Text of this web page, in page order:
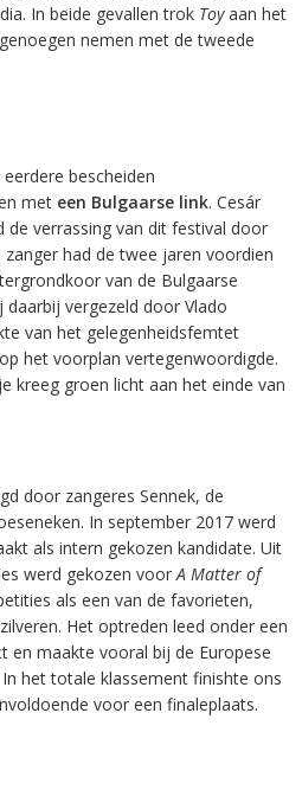
In beide gevallen trok Toyaan het
genoegen nemen met de tweede
bescheiden
met een Bulgaarse link. Cesár
verrassing van dit festival door
had de twee jaren voordien
van de Bulgaarse
daarbij vergezeld door Vlado
van het gelegenheidsfemtet
het voorplan vertegenwoordigde.
kreeg groen licht aan het einde van
door zangeres Sennek, de
In september 2017 werd
als intern gekozen kandidate. Uit
werd gekozen voorA Matter of
als een van de favorieten,
Het optreden leed onder een
en maakte vooral bij de Europese
het totale klassement finishte ons
voor een finaleplaats.